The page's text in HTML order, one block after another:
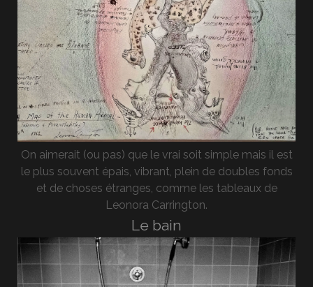
On aimerait (ou pas) que le vrai soit simple mais il est
le plus souvent épais, vibrant, plein de doubles fonds
et de choses étranges, comme les tableaux de
Leonora Carrington.
Le bain